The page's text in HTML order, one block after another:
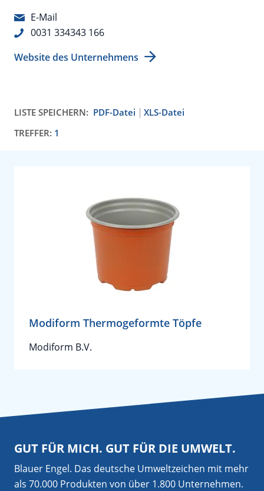
E-Mail
0031 334343 166
Website des Unternehmens
LISTE SPEICHERN: PDF-Datei
XLS-Datei
TREFFER: 1
Modiform Thermogeformte Töpfe
Modiform B.V.
GUT FÜR MICH. GUT FÜR DIE UMWELT.
Blauer Engel. Das deutsche Umweltzeichen mit mehr
als 70.000 Produkten von über 1.800 Unternehmen.